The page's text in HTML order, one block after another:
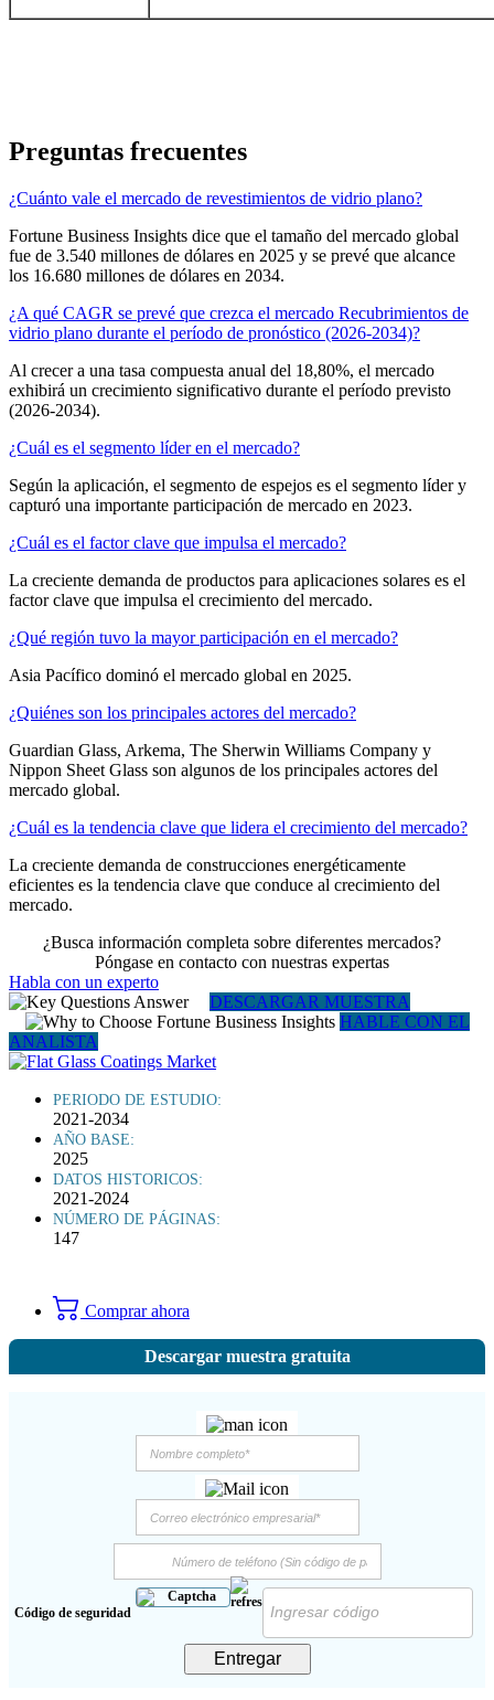
Preguntas frecuentes
¿Cuánto vale el mercado de revestimientos de vidrio plano?
Fortune Business Insights dice que el tamaño del mercado global
fue de 3.540 millones de dólares en 2025 y se prevé que alcance
los 16.680 millones de dólares en 2034.
¿A qué CAGR se prevé que crezca el mercado Recubrimientos de
vidrio plano durante el período de pronóstico (2026-2034)?
Al crecer a una tasa compuesta anual del 18,80%, el mercado
exhibirá un crecimiento significativo durante el período previsto
(2026-2034).
¿Cuál es el segmento líder en el mercado?
Según la aplicación, el segmento de espejos es el segmento líder y
capturó una importante participación de mercado en 2023.
¿Cuál es el factor clave que impulsa el mercado?
La creciente demanda de productos para aplicaciones solares es el
factor clave que impulsa el crecimiento del mercado.
¿Qué región tuvo la mayor participación en el mercado?
Asia Pacífico dominó el mercado global en 2025.
¿Quiénes son los principales actores del mercado?
Guardian Glass, Arkema, The Sherwin Williams Company y
Nippon Sheet Glass son algunos de los principales actores del
mercado global.
¿Cuál es la tendencia clave que lidera el crecimiento del mercado?
La creciente demanda de construcciones energéticamente
eficientes es la tendencia clave que conduce al crecimiento del
mercado.
¿Busca información completa sobre diferentes mercados?
Póngase en contacto con nuestras expertas
Habla con un experto
DESCARGAR MUESTRA
HABLE CON EL
ANALISTA
PERIODO DE ESTUDIO:
2021-2034
AÑO BASE:
2025
DATOS HISTORICOS:
2021-2024
NÚMERO DE PÁGINAS:
147
Comprar ahora
Descargar muestra gratuita
Código de seguridad
Entregar